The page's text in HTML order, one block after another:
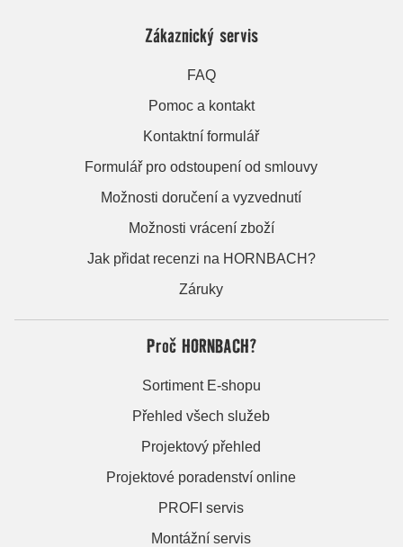
Zákaznický servis
FAQ
Pomoc a kontakt
Kontaktní formulář
Formulář pro odstoupení od smlouvy
Možnosti doručení a vyzvednutí
Možnosti vrácení zboží
Jak přidat recenzi na HORNBACH?
Záruky
Proč HORNBACH?
Sortiment E-shopu
Přehled všech služeb
Projektový přehled
Projektové poradenství online
PROFI servis
Montážní servis